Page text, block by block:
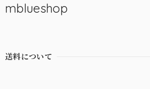
mblueshop
送料について